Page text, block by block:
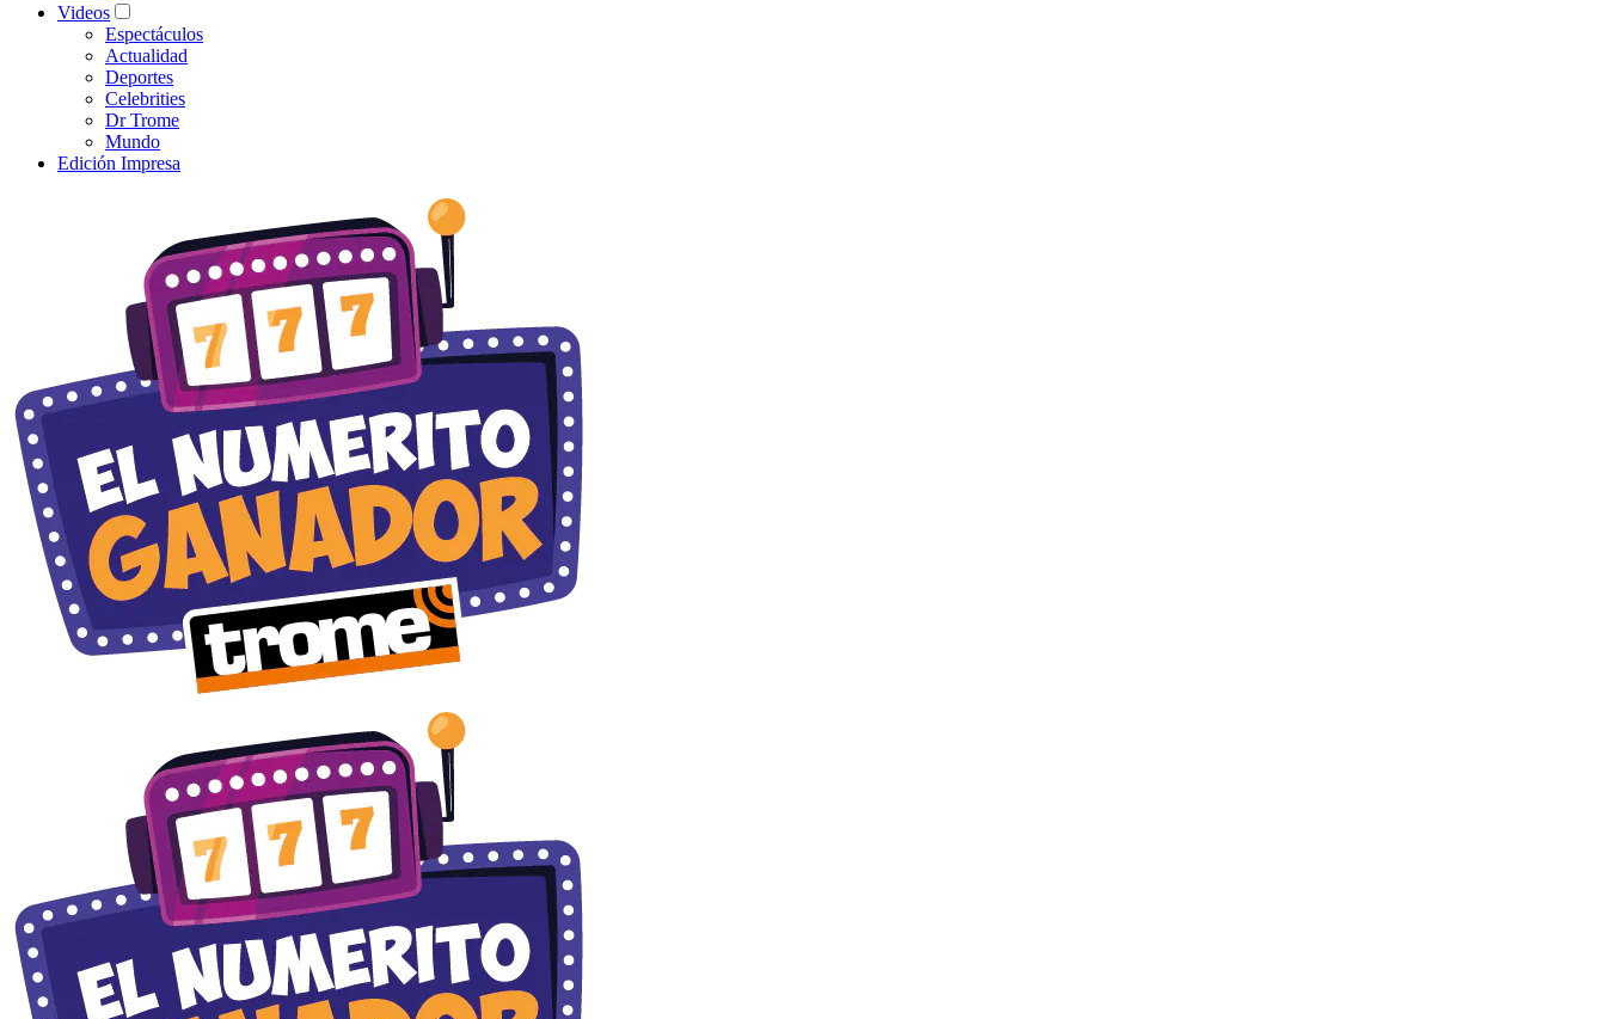
Videos
Espectáculos
Actualidad
Deportes
Celebrities
Dr Trome
Mundo
Edición Impresa